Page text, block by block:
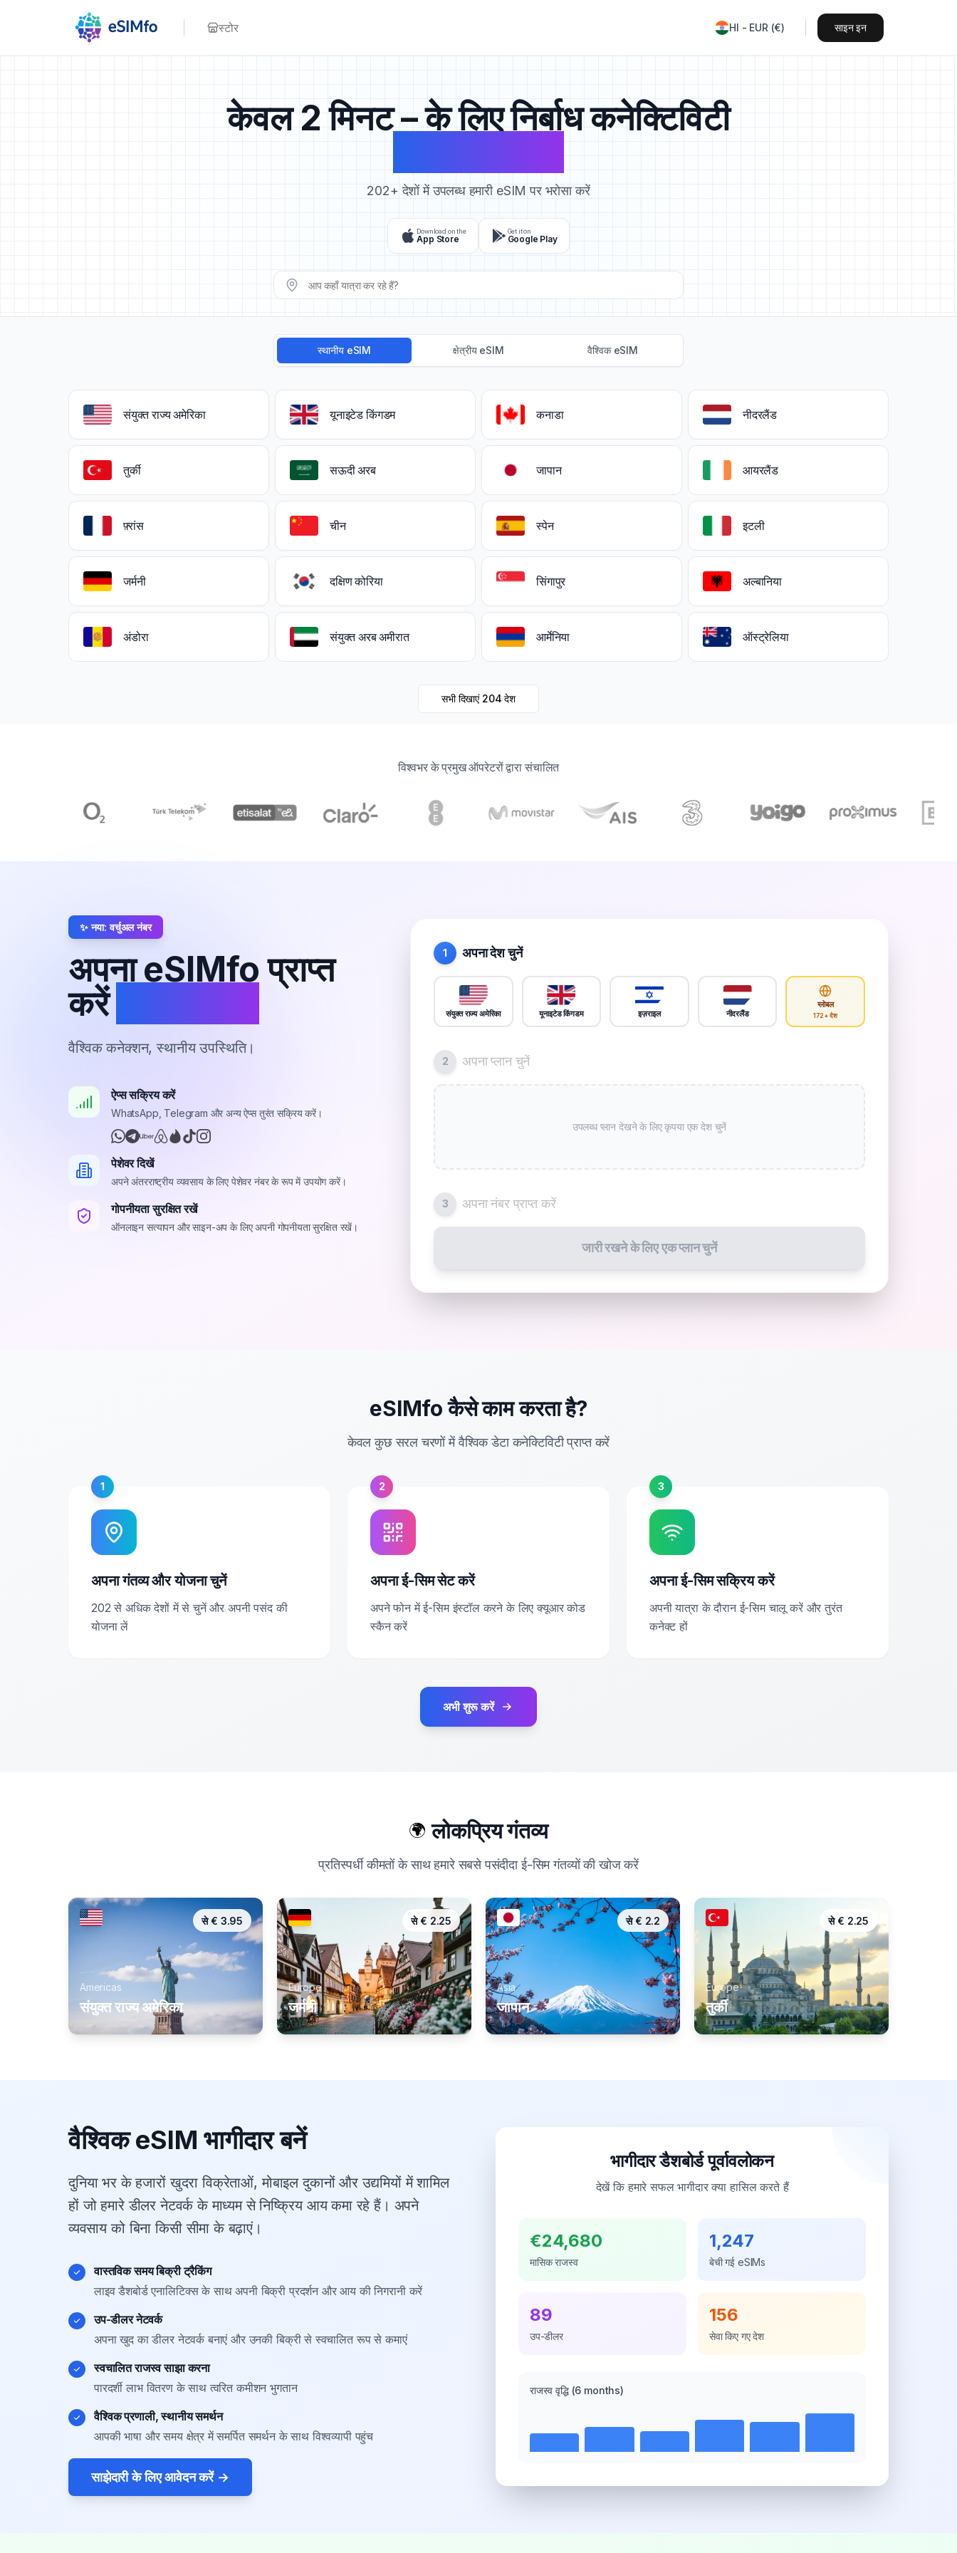
स्टोर HI - EUR (€) साइन इन
केवल 2 मिनट – के लिए निर्बाध कनेक्टिविटी
202+ देशों में उपलब्ध हमारी eSIM पर भरोसा करें
Download on the
App Store
Get it on
Google Play
स्थानीय eSIM क्षेत्रीय eSIM वैश्विक eSIM
संयुक्त राज्य अमेरिका यूनाइटेड किंगडम कनाडा नीदरलैंड
तुर्की सऊदी अरब जापान आयरलैंड
फ़्रांस चीन स्पेन इटली
जर्मनी दक्षिण कोरिया सिंगापुर अल्बानिया
अंडोरा संयुक्त अरब अमीरात आर्मेनिया ऑस्ट्रेलिया
सभी दिखाएं 204 देश
विश्वभर के प्रमुख ऑपरेटरों द्वारा संचालित
✨ नया: वर्चुअल नंबर
अपना eSIMfo प्राप्त
करें
वैश्विक कनेक्शन, स्थानीय उपस्थिति।
ऐप्स सक्रिय करें
WhatsApp, Telegram और अन्य ऐप्स तुरंत सक्रिय करें।
पेशेवर दिखें
अपने अंतरराष्ट्रीय व्यवसाय के लिए पेशेवर नंबर के रूप में उपयोग करें।
गोपनीयता सुरक्षित रखें
ऑनलाइन सत्यापन और साइन-अप के लिए अपनी गोपनीयता सुरक्षित रखें।
1 अपना देश चुनें
संयुक्त राज्य अमेरिका यूनाइटेड किंगडम इज़राइल नीदरलैंड
ग्लोबल
172+ देश
2 अपना प्लान चुनें
उपलब्ध प्लान देखने के लिए कृपया एक देश चुनें
3 अपना नंबर प्राप्त करें
जारी रखने के लिए एक प्लान चुनें
eSIMfo कैसे काम करता है?
केवल कुछ सरल चरणों में वैश्विक डेटा कनेक्टिविटी प्राप्त करें
1
अपना गंतव्य और योजना चुनें
202 से अधिक देशों में से चुनें और अपनी पसंद की
योजना लें
2
अपना ई-सिम सेट करें
अपने फोन में ई-सिम इंस्टॉल करने के लिए क्यूआर कोड
स्कैन करें
3
अपना ई-सिम सक्रिय करें
अपनी यात्रा के दौरान ई-सिम चालू करें और तुरंत
कनेक्ट हों
अभी शुरू करें
🌍 लोकप्रिय गंतव्य
प्रतिस्पर्धी कीमतों के साथ हमारे सबसे पसंदीदा ई-सिम गंतव्यों की खोज करें
से € 3.95
Americas
संयुक्त राज्य अमेरिका
से € 2.25
Europe
जर्मनी
से € 2.2
Asia
जापान
से € 2.25
Europe
तुर्की
वैश्विक eSIM भागीदार बनें
दुनिया भर के हजारों खुदरा विक्रेताओं, मोबाइल दुकानों और उद्यमियों में शामिल
हों जो हमारे डीलर नेटवर्क के माध्यम से निष्क्रिय आय कमा रहे हैं। अपने
व्यवसाय को बिना किसी सीमा के बढ़ाएं।
वास्तविक समय बिक्री ट्रैकिंग
लाइव डैशबोर्ड एनालिटिक्स के साथ अपनी बिक्री प्रदर्शन और आय की निगरानी करें
उप-डीलर नेटवर्क
अपना खुद का डीलर नेटवर्क बनाएं और उनकी बिक्री से स्वचालित रूप से कमाएं
स्वचालित राजस्व साझा करना
पारदर्शी लाभ वितरण के साथ त्वरित कमीशन भुगतान
वैश्विक प्रणाली, स्थानीय समर्थन
आपकी भाषा और समय क्षेत्र में समर्पित समर्थन के साथ विश्वव्यापी पहुंच
साझेदारी के लिए आवेदन करें→
भागीदार डैशबोर्ड पूर्वावलोकन
देखें कि हमारे सफल भागीदार क्या हासिल करते हैं
€24,680
मासिक राजस्व
1,247
बेची गई eSIMs
89
उप-डीलर
156
सेवा किए गए देश
राजस्व वृद्धि(6 months)